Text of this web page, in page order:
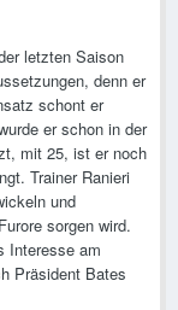
letzten Saison
denn er
schont er
er schon in der
mit 25, ist er noch
Trainer Ranieri
und
sorgen wird.
Interesse am
Präsident Bates